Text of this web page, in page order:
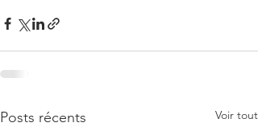
Posts récents Voir tout